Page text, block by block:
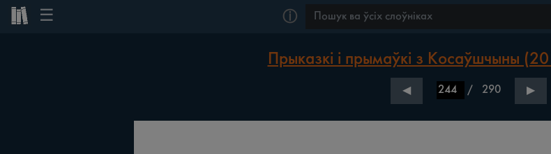
☰ ⓘ
Прыказкі і прымаўкі з Косаўшчыны
◀ / 290 ▶